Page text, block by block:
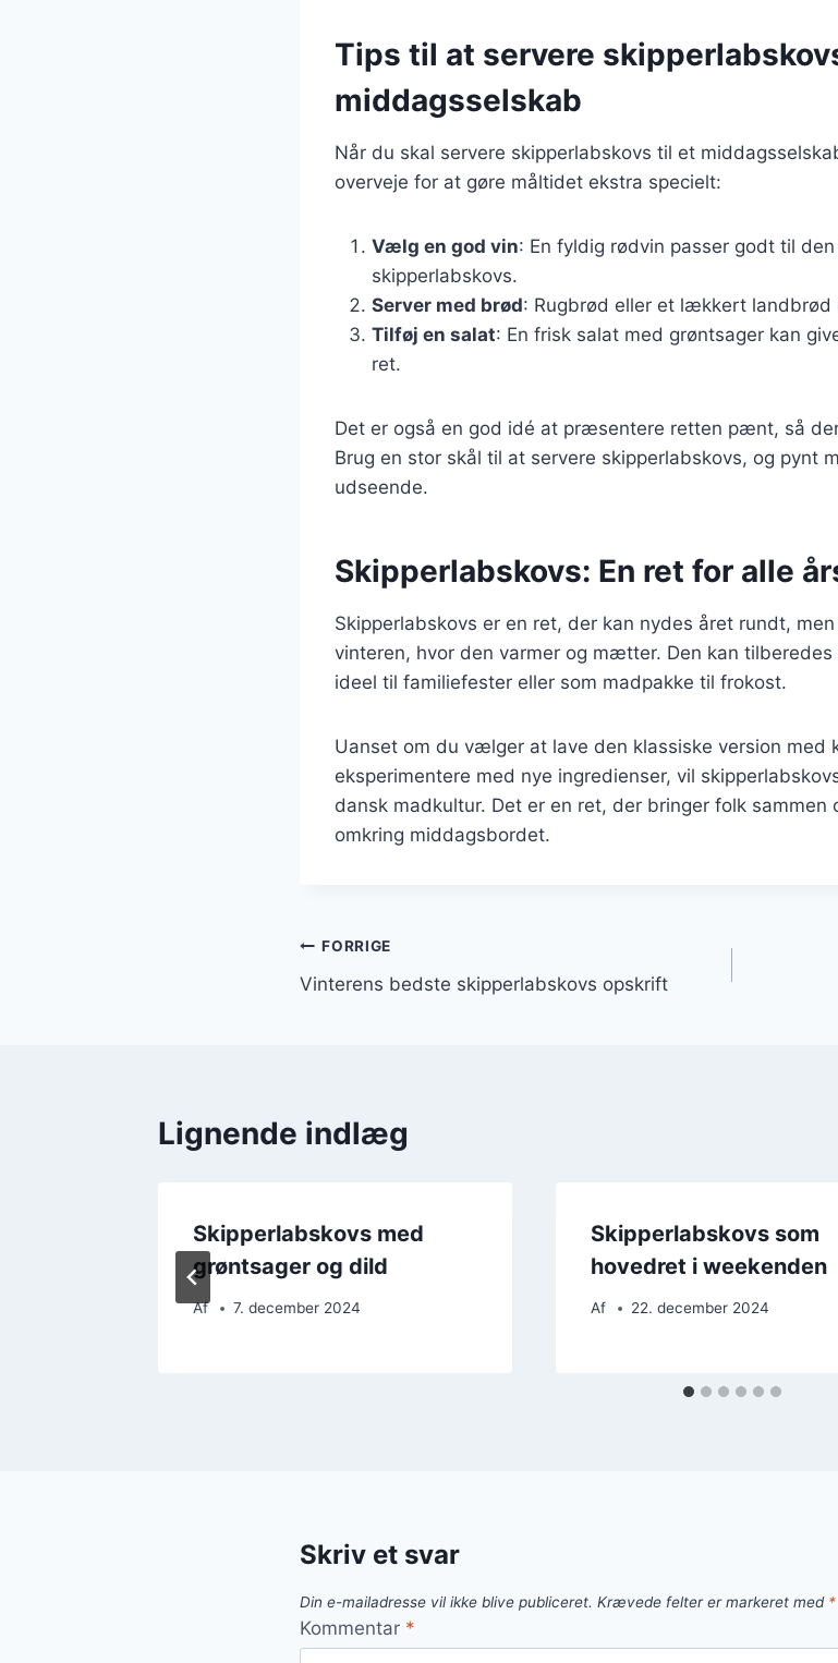
Tips til at servere
middagsselskab
Når du skal servere skipperlabskovs til et
overveje for at gøre måltidet ekstra specielt:
Vælg en god vin: En fyldig rødvin passer godt til
skipperlabskovs.
Server med brød: Rugbrød eller et lækkert
Tilføj en salat: En frisk salat med grøntsager kan
ret.
Det er også en god idé at præsentere retten pænt, så
Brug en stor skål til at servere skipperlabskovs, og pynt
udseende.
Skipperlabskovs: En ret for alle
Skipperlabskovs er en ret, der kan nydes året rundt,
vinteren, hvor den varmer og mætter. Den kan
ideel til familiefester eller som madpakke til frokost.
Uanset om du vælger at lave den klassiske version med
eksperimentere med nye ingredienser, vil
dansk madkultur. Det er en ret, der bringer folk sammen
omkring middagsbordet.
Indlægsnavigation
FORRIGE
Vinterens bedste skipperlabskovs opskrift
Lignende indlæg
Skipperlabskovs med
grøntsager og dild
Af 7. december 2024
Skipperlabskovs som
hovedret i weekenden
Af 22. december 2024
Skriv et svar
Din e-mailadresse vil ikke blive publiceret. Krævede felter er markeret med *
Kommentar *